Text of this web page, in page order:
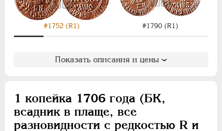
#1752 (R1) #1790 (R1)
Показать описания и цены
1 копейка 1706 года (БК,
всадник в плаще, все
разновидности с редкостью R и